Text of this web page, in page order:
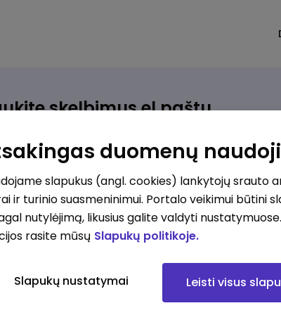
skelbimus el.paštu
atsiras, iš karto gausite jį el. paštu.
ieškote darbo?*
Pridėti naują
Kokios srities darbo pasiūlymai jus domina?
Pridėti naują
duomenų
slapukus (angl. cookies) lankytojų srauto
ir turinio suasmeninimui. Portalo veikimui būtini
nutylėjimą, likusius galite valdyti
rasite mūsų Slapukų politikoje.
Slapukų nustatymai Leisti visus